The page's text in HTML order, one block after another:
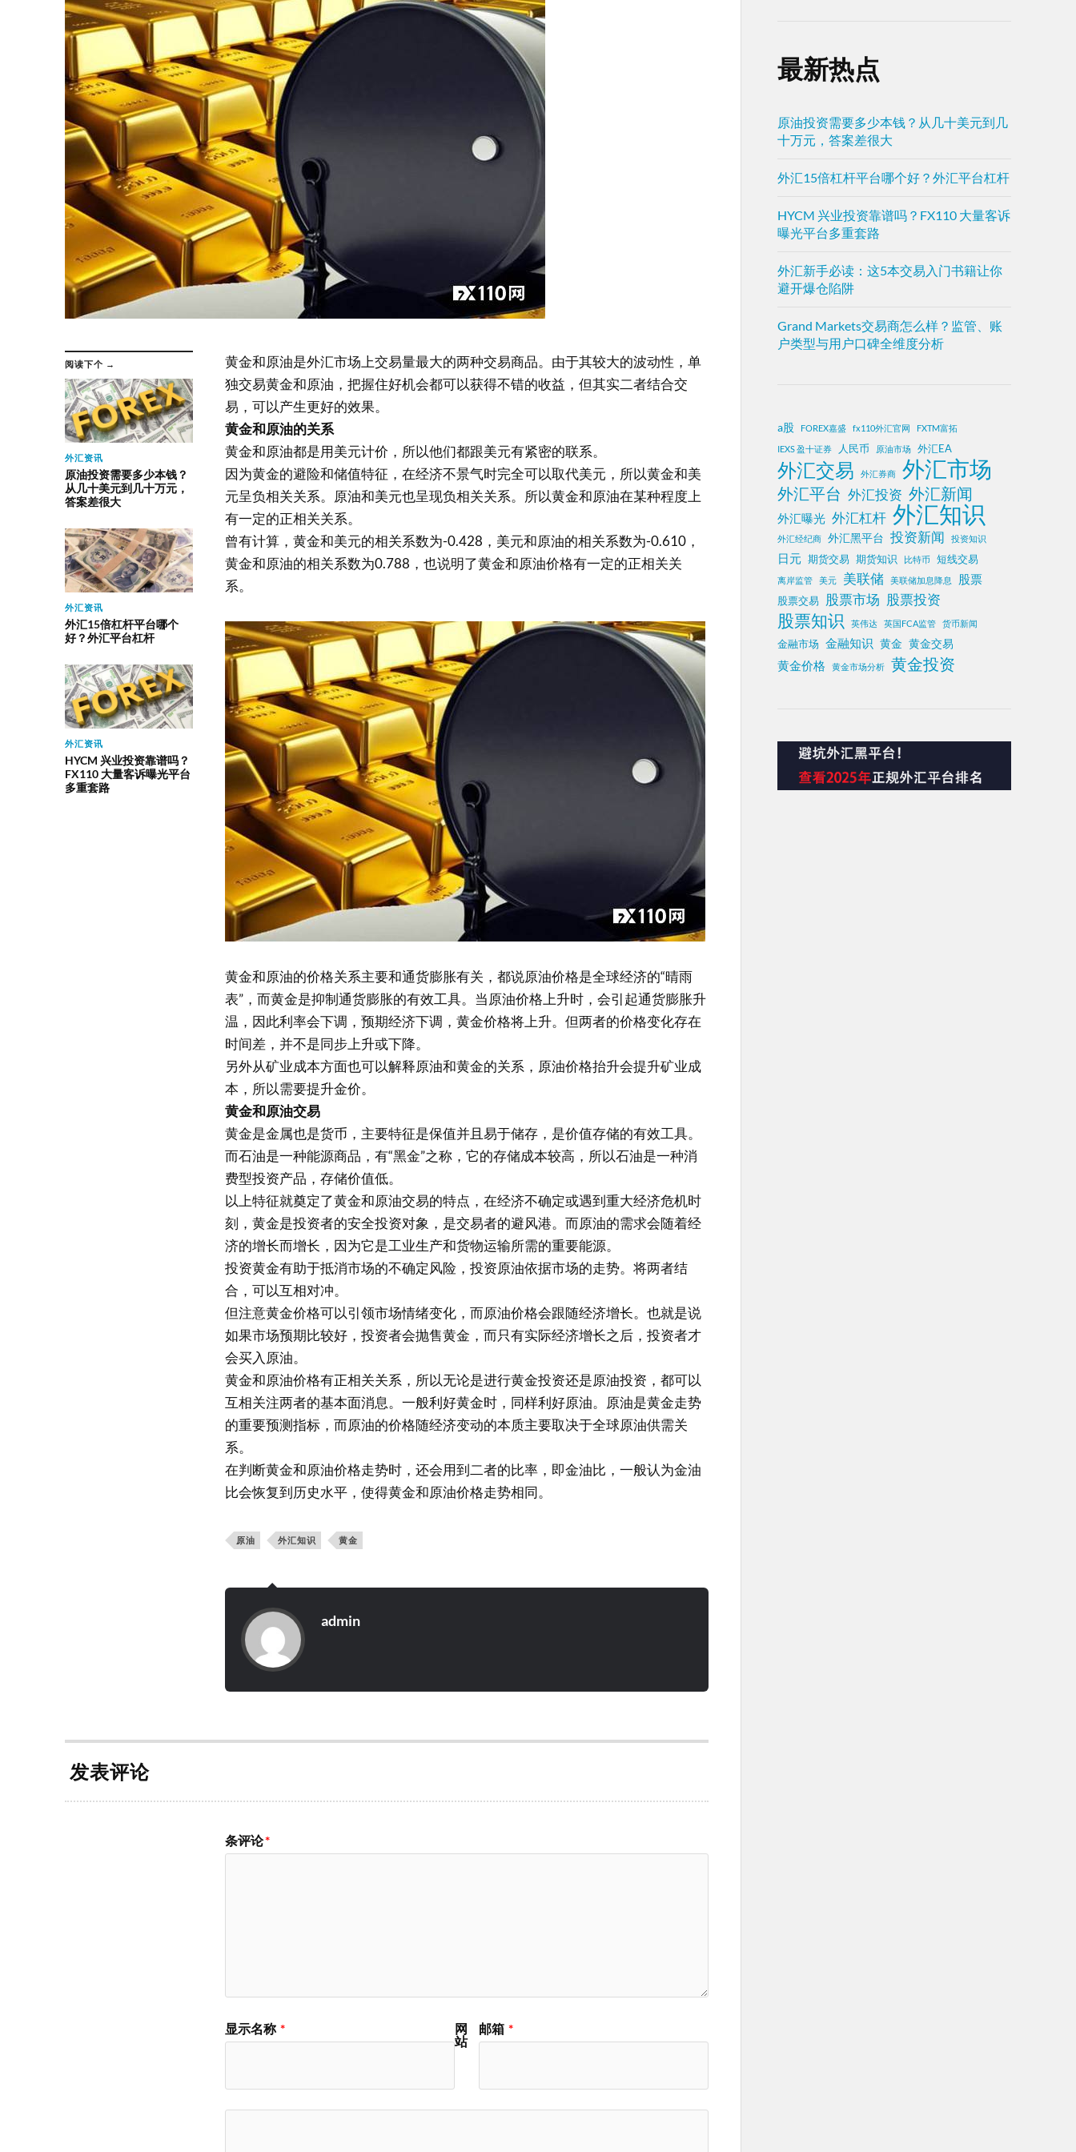
阅读下个 →
外汇资讯
原油投资需要多少本钱？
从几十美元到几十万元，
答案差很大
外汇资讯
外汇15倍杠杆平台哪个
好？外汇平台杠杆
外汇资讯
HYCM 兴业投资靠谱吗？
FX110 大量客诉曝光平台
多重套路
黄金和原油是外汇市场上交易量最大的两种交易商品。由于其较大的波动性，单
独交易黄金和原油，把握住好机会都可以获得不错的收益，但其实二者结合交
易，可以产生更好的效果。
黄金和原油的关系
黄金和原油都是用美元计价，所以他们都跟美元有紧密的联系。
因为黄金的避险和储值特征，在经济不景气时完全可以取代美元，所以黄金和美
元呈负相关关系。原油和美元也呈现负相关关系。所以黄金和原油在某种程度上
有一定的正相关关系。
曾有计算，黄金和美元的相关系数为-0.428，美元和原油的相关系数为-0.610，
黄金和原油的相关系数为0.788，也说明了黄金和原油价格有一定的正相关关
系。
黄金和原油的价格关系主要和通货膨胀有关，都说原油价格是全球经济的“晴雨
表”，而黄金是抑制通货膨胀的有效工具。当原油价格上升时，会引起通货膨胀升
温，因此利率会下调，预期经济下调，黄金价格将上升。但两者的价格变化存在
时间差，并不是同步上升或下降。
另外从矿业成本方面也可以解释原油和黄金的关系，原油价格抬升会提升矿业成
本，所以需要提升金价。
黄金和原油交易
黄金是金属也是货币，主要特征是保值并且易于储存，是价值存储的有效工具。
而石油是一种能源商品，有“黑金”之称，它的存储成本较高，所以石油是一种消
费型投资产品，存储价值低。
以上特征就奠定了黄金和原油交易的特点，在经济不确定或遇到重大经济危机时
刻，黄金是投资者的安全投资对象，是交易者的避风港。而原油的需求会随着经
济的增长而增长，因为它是工业生产和货物运输所需的重要能源。
投资黄金有助于抵消市场的不确定风险，投资原油依据市场的走势。将两者结
合，可以互相对冲。
但注意黄金价格可以引领市场情绪变化，而原油价格会跟随经济增长。也就是说
如果市场预期比较好，投资者会抛售黄金，而只有实际经济增长之后，投资者才
会买入原油。
黄金和原油价格有正相关关系，所以无论是进行黄金投资还是原油投资，都可以
互相关注两者的基本面消息。一般利好黄金时，同样利好原油。原油是黄金走势
的重要预测指标，而原油的价格随经济变动的本质主要取决于全球原油供需关
系。
在判断黄金和原油价格走势时，还会用到二者的比率，即金油比，一般认为金油
比会恢复到历史水平，使得黄金和原油价格走势相同。
原油 外汇知识 黄金
admin
发表评论
条评论*
显示名称 * 邮箱 *
网
站
最新热点
原油投资需要多少本钱？从几十美元到几
十万元，答案差很大
外汇15倍杠杆平台哪个好？外汇平台杠杆
HYCM 兴业投资靠谱吗？FX110 大量客诉
曝光平台多重套路
外汇新手必读：这5本交易入门书籍让你
避开爆仓陷阱
Grand Markets交易商怎么样？监管、账
户类型与用户口碑全维度分析
a股 FOREX嘉盛 fx110外汇官网
FXTM富拓
IEXS 盈十证券
人民币 原油市场 外汇EA
外汇交易 外汇券商 外汇市场
外汇平台 外汇投资 外汇新闻
外汇曝光 外汇杠杆 外汇知识
外汇经纪商 外汇黑平台 投资新闻 投资知识
日元 期货交易 期货知识 比特币 短线交易
离岸监管 美元 美联储 美联储加息降息 股票
股票交易 股票市场 股票投资
股票知识 英伟达 英国FCA监管 货币新闻
金融市场 金融知识 黄金 黄金交易
黄金价格 黄金市场分析 黄金投资